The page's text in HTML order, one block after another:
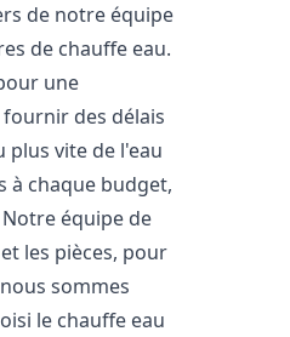
de notre équipe
de chauffe eau.
une
des délais
vite de l'eau
à chaque budget,
équipe de
les pièces, pour
sommes
le chauffe eau